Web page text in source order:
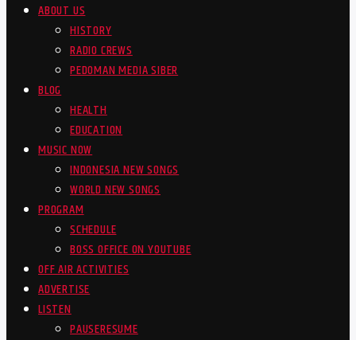
ABOUT US
HISTORY
RADIO CREWS
PEDOMAN MEDIA SIBER
BLOG
HEALTH
EDUCATION
MUSIC NOW
INDONESIA NEW SONGS
WORLD NEW SONGS
PROGRAM
SCHEDULE
BOSS OFFICE ON YOUTUBE
OFF AIR ACTIVITIES
ADVERTISE
LISTEN
PAUSERESUME